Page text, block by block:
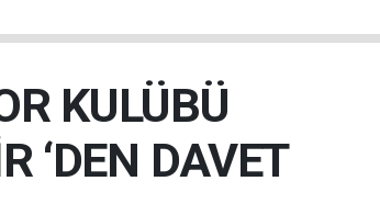
KULÜBÜ
‘DEN DAVET